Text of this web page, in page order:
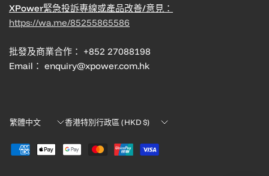
XPower緊急投訴專線或產品改善/意見：
https://wa.me/85255865586
批發及商業合作： +852 27088198
Email： enquiry@xpower.com.hk
Translation
zh-
TW.localization.update_country
Translation
zh-
TW.localization.update_country